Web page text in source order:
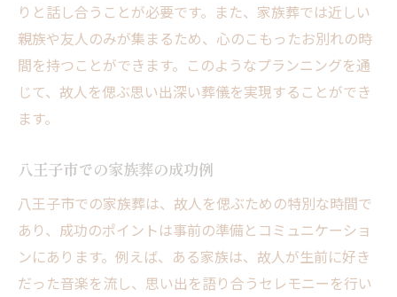
りと話し合うことが必要です。また、家族葬では近しい
親族や友人のみが集まるため、心のこもったお別れの時
間を持つことができます。このようなプランニングを通
じて、故人を偲ぶ思い出深い葬儀を実現することができ
ます。
八王子市での家族葬の成功例
八王子市での家族葬は、故人を偲ぶための特別な時間で
あり、成功のポイントは事前の準備とコミュニケーショ
ンにあります。例えば、ある家族は、故人が生前に好き
だった音楽を流し、思い出を語り合うセレモニーを行い